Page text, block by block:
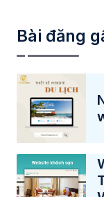
Bài đăng